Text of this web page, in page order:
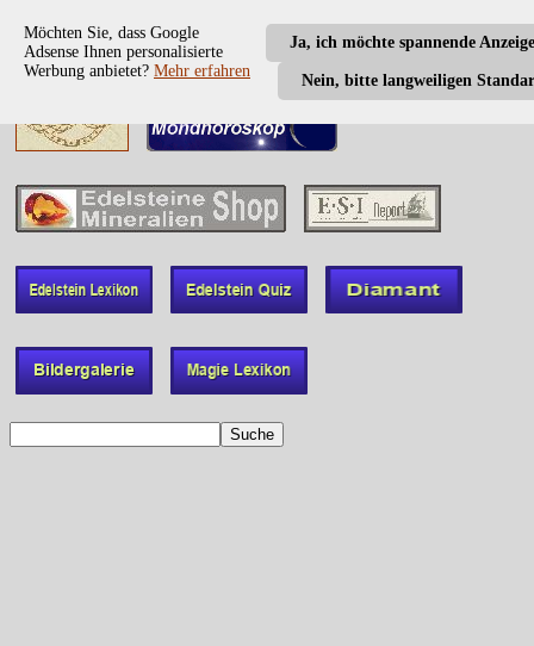
Ja, ich möchte spannende
Nein, bitte langweiligen
Möchten Sie, dass Google
Adsense Ihnen personalisierte
Werbung anbietet? Mehr erfahren